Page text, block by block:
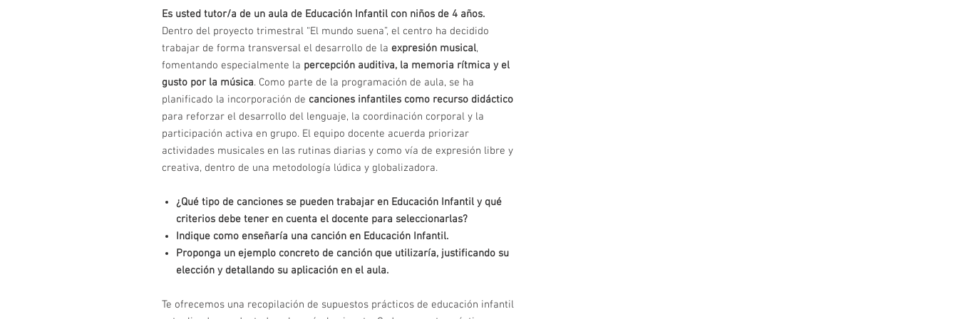
Es usted tutor/a de un aula de Educación Infantil con niños de 4 años.
Dentro del proyecto trimestral “El mundo suena”, el centro ha decidido
trabajar de forma transversal el desarrollo de la expresión musical,
fomentando especialmente la percepción auditiva, la memoria rítmica y el
gusto por la música. Como parte de la programación de aula, se ha
planificado la incorporación de canciones infantiles como recurso didáctico
para reforzar el desarrollo del lenguaje, la coordinación corporal y la
participación activa en grupo. El equipo docente acuerda priorizar
actividades musicales en las rutinas diarias y como vía de expresión libre y
creativa, dentro de una metodología lúdica y globalizadora.
¿Qué tipo de canciones se pueden trabajar en Educación Infantil y qué
criterios debe tener en cuenta el docente para seleccionarlas?
Indique como enseñaría una canción en Educación Infantil.
Proponga un ejemplo concreto de canción que utilizaría, justificando su
elección y detallando su aplicación en el aula.
Te ofrecemos una recopilación de supuestos prácticos de educación infantil